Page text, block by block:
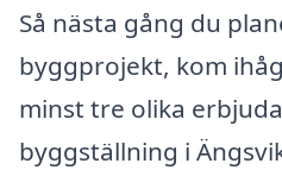
Så nästa gång du
byggprojekt, kom
minst tre olika
byggställning i